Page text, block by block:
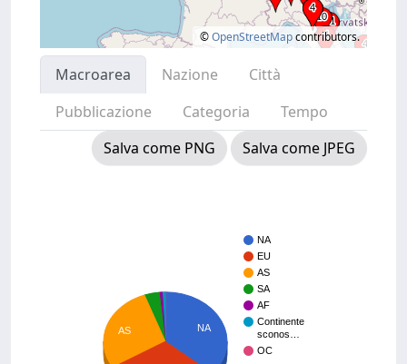
©OpenStreetMapcontributors.
Macroarea Nazione
Città
Pubblicazione
Categoria
Tempo
Salva come PNG
Salva come JPEG
NA
EU
AS
SA
AF
Continente
sconos…
OC
NA
AS